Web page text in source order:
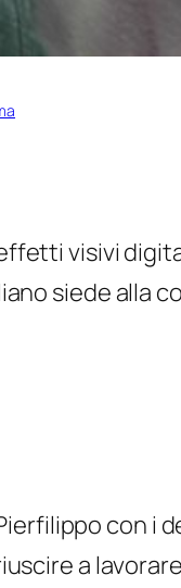
visivi
siede alla
con
a